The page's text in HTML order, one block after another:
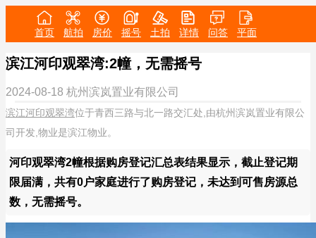
首页 航拍 房价 摇号 土拍 详情 问答 平面
滨江河印观翠湾:2幢，无需摇号
2024-08-18 杭州滨岚置业有限公司
滨江河印观翠湾位于青西三路与北一路交汇处,由杭州滨岚置业有限公
司开发,物业是滨江物业。
河印观翠湾2幢根据购房登记汇总表结果显示，截止登记期
限届满，共有0户家庭进行了购房登记，未达到可售房源总
数，无需摇号。